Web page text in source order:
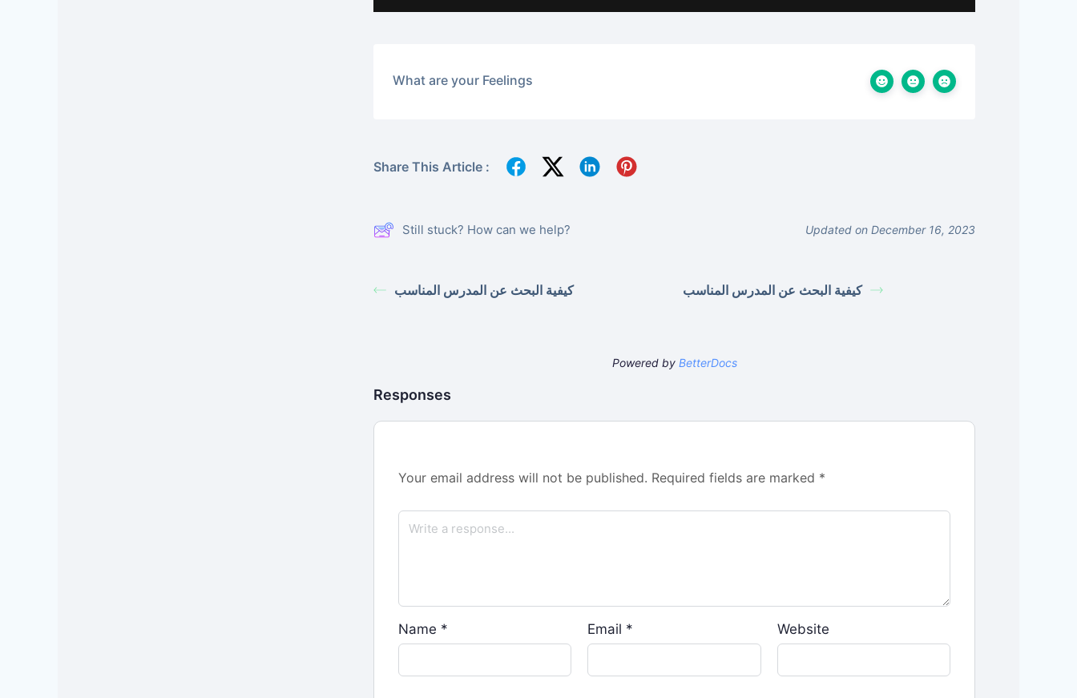
What are your Feelings
Share This Article :
Still stuck? How can we help? Updated on December 16, 2023
كيفية البحث عن المدرس المناسب كيفية البحث عن المدرس المناسب
Powered by BetterDocs
Responses
Your email address will not be published. Required fields are marked *
Name * Email * Website